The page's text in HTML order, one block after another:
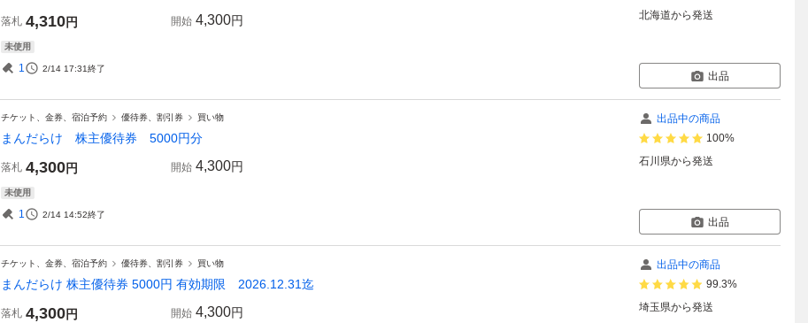
落札 4,310円 開始 4,300円
未使用
1 2/14 17:31終了
北海道から発送
出品
チケット、金券、宿泊予約 優待券、割引券 買い物
まんだらけ 株主優待券 5000円分
落札 4,300円 開始 4,300円
未使用
1 2/14 14:52終了
出品中の商品
100%
石川県から発送
出品
チケット、金券、宿泊予約 優待券、割引券 買い物
まんだらけ 株主優待券 5000円 有効期限 2026.12.31迄
落札 4,300円 開始 4,300円
出品中の商品
99.3%
埼玉県から発送